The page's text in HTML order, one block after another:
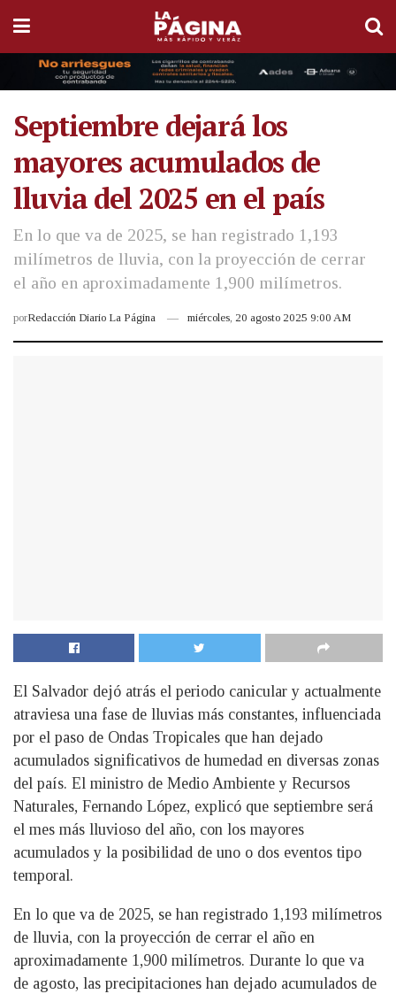
Septiembre dejará los
mayores acumulados de
lluvia del 2025 en el país
En lo que va de 2025, se han registrado 1,193
milímetros de lluvia, con la proyección de cerrar
el año en aproximadamente 1,900 milímetros.
porRedacción Diario La Página miércoles, 20 agosto 2025 9:00 AM
El Salvador dejó atrás el periodo canicular y actualmente
atraviesa una fase de lluvias más constantes, influenciada
por el paso de Ondas Tropicales que han dejado
acumulados significativos de humedad en diversas zonas
del país. El ministro de Medio Ambiente y Recursos
Naturales, Fernando López, explicó que septiembre será
el mes más lluvioso del año, con los mayores
acumulados y la posibilidad de uno o dos eventos tipo
temporal.
En lo que va de 2025, se han registrado 1,193 milímetros
de lluvia, con la proyección de cerrar el año en
aproximadamente 1,900 milímetros. Durante lo que va
de agosto, las precipitaciones han dejado acumulados de